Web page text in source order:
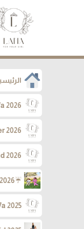
2026
2026
2026
☔wintter 2026
2025